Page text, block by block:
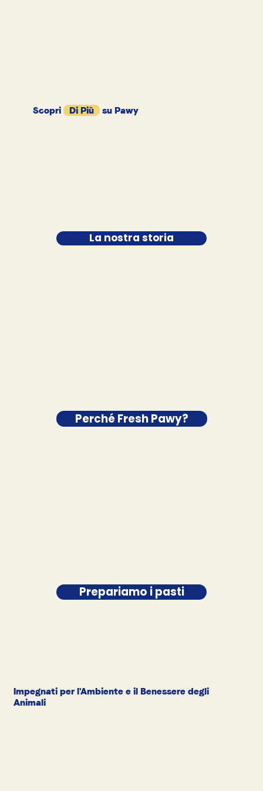
Scopri Di Più su Pawy
La nostra storia
Perché Fresh Pawy?
Prepariamo i pasti
Impegnati per l'Ambiente e il Benessere degli
Animali